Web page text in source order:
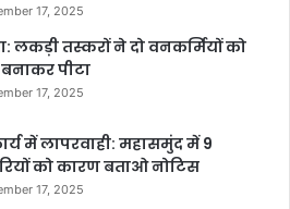
17, 2025
लकड़ी तस्करों ने दो वनकर्मियों को
पीटा
17, 2025
में लापरवाही: महासमुंद में 9
को कारण बताओ नोटिस
17, 2025